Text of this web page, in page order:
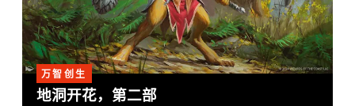
万智创生
地洞开花，第二部